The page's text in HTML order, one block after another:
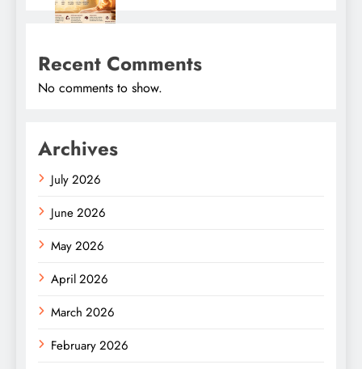
Recent Comments
No comments to show.
Archives
July 2026
June 2026
May 2026
April 2026
March 2026
February 2026